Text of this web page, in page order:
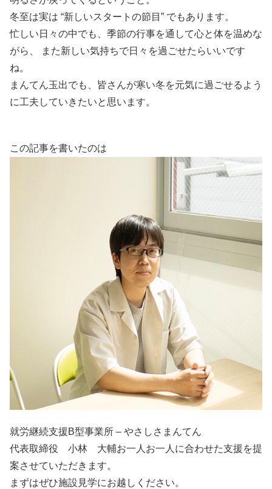
冬至は実は “新しいスタートの節目” でもあります。
忙しい日々の中でも、季節の行事を通して心と体を温めな
がら、 また新しい気持ちで日々を過ごせたらいいです
ね。
まんてん玉出でも、皆さんが寒い冬を元気に過ごせるよう
に工夫していきたいと思います。
この記事を書いたのは
就労継続支援B型事業所 – やさしさまんてん
代表取締役 小林 大輔お一人お一人に合わせた支援を提
案させていただきます。
まずはぜひ施設見学にお越しください。